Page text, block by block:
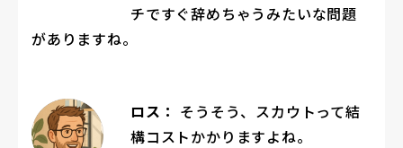
チですぐ辞めちゃうみたいな問題
がありますね。
ロス： そうそう、スカウトって結
構コストかかりますよね。